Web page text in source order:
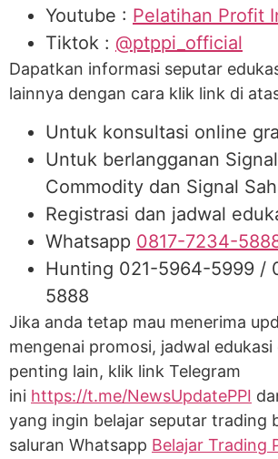
Youtube : Pelatihan Profit
Tiktok : @ptppi_official
Dapatkan informasi seputar
lainnya dengan cara klik link di
Untuk konsultasi online
Untuk berlangganan
Commodity dan Signal
Registrasi dan jadwal
Whatsapp 0817-7234-
Hunting 021-5964-5999 /
5888
Jika anda tetap mau menerima
mengenai promosi, jadwal
penting lain, klik link Telegram
ini https://t.me/NewsUpdatePPI
yang ingin belajar seputar trading
saluran Whatsapp Belajar Trading